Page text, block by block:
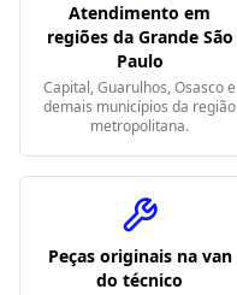
Atendimento em
regiões da Grande São
Paulo
Capital, Guarulhos, Osasco e
demais municípios da região
metropolitana.
Peças originais na van
do técnico